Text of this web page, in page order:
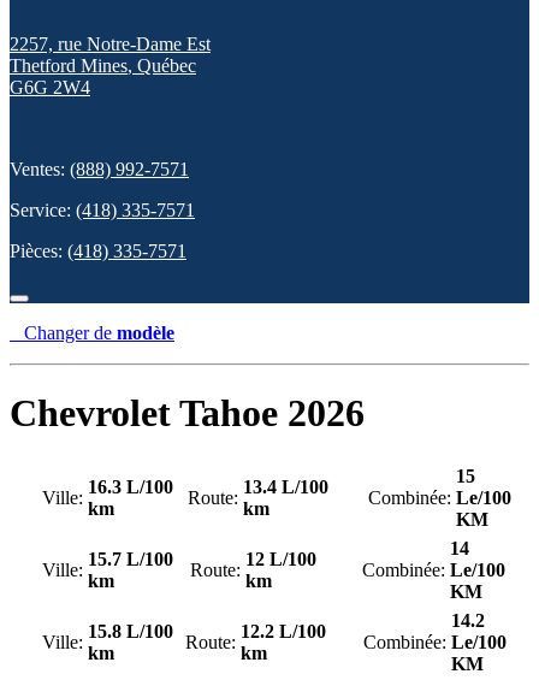
2257, rue Notre-Dame Est
Thetford Mines, Québec
G6G 2W4
Ventes: (888) 992-7571
Service: (418) 335-7571
Pièces: (418) 335-7571
Changer de modèle
ChevroletTahoe 2026
Ville:
16.3 L/100
km
Route:
13.4 L/100
km
Combinée:
15
Le/100
KM
Ville:
15.7 L/100
km
Route:
12 L/100
km
Combinée:
14
Le/100
KM
Ville:
15.8 L/100
km
Route:
12.2 L/100
km
Combinée:
14.2
Le/100
KM